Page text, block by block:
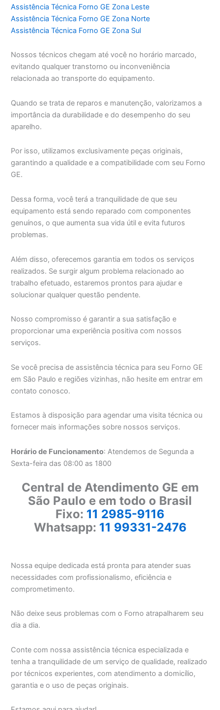
Assistência Técnica Forno GE Zona Leste
Assistência Técnica Forno GE Zona Norte
Assistência Técnica Forno GE Zona Sul
Nossos técnicos chegam até você no horário marcado,
evitando qualquer transtorno ou inconveniência
relacionada ao transporte do equipamento.
Quando se trata de reparos e manutenção, valorizamos a
importância da durabilidade e do desempenho do seu
aparelho.
Por isso, utilizamos exclusivamente peças originais,
garantindo a qualidade e a compatibilidade com seu Forno
GE.
Dessa forma, você terá a tranquilidade de que seu
equipamento está sendo reparado com componentes
genuínos, o que aumenta sua vida útil e evita futuros
problemas.
Além disso, oferecemos garantia em todos os serviços
realizados. Se surgir algum problema relacionado ao
trabalho efetuado, estaremos prontos para ajudar e
solucionar qualquer questão pendente.
Nosso compromisso é garantir a sua satisfação e
proporcionar uma experiência positiva com nossos
serviços.
Se você precisa de assistência técnica para seu Forno GE
em São Paulo e regiões vizinhas, não hesite em entrar em
contato conosco.
Estamos à disposição para agendar uma visita técnica ou
fornecer mais informações sobre nossos serviços.
Horário de Funcionamento: Atendemos de Segunda a
Sexta-feira das 08:00 as 1800
Central de Atendimento GE em
São Paulo e em todo o Brasil
Fixo: 11 2985-9116
Whatsapp: 11 99331-2476
Nossa equipe dedicada está pronta para atender suas
necessidades com profissionalismo, eficiência e
comprometimento.
Não deixe seus problemas com o Forno atrapalharem seu
dia a dia.
Conte com nossa assistência técnica especializada e
tenha a tranquilidade de um serviço de qualidade, realizado
por técnicos experientes, com atendimento a domicílio,
garantia e o uso de peças originais.